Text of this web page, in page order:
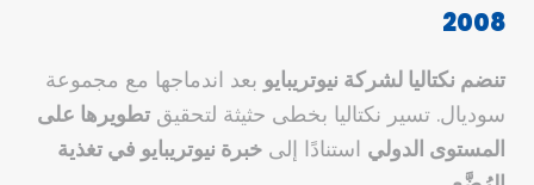
2008
تنضم نكتاليا لشركة نيوتريبايو بعد اندماجها مع مجموعة
سوديال. تسير نكتاليا بخطى حثيثة لتحقيق تطويرها على
المستوى الدولي استنادًا إلى خبرة نيوتريبايو في تغذية